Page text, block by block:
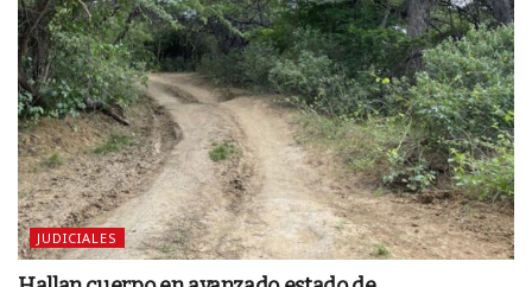
JUDICIALES